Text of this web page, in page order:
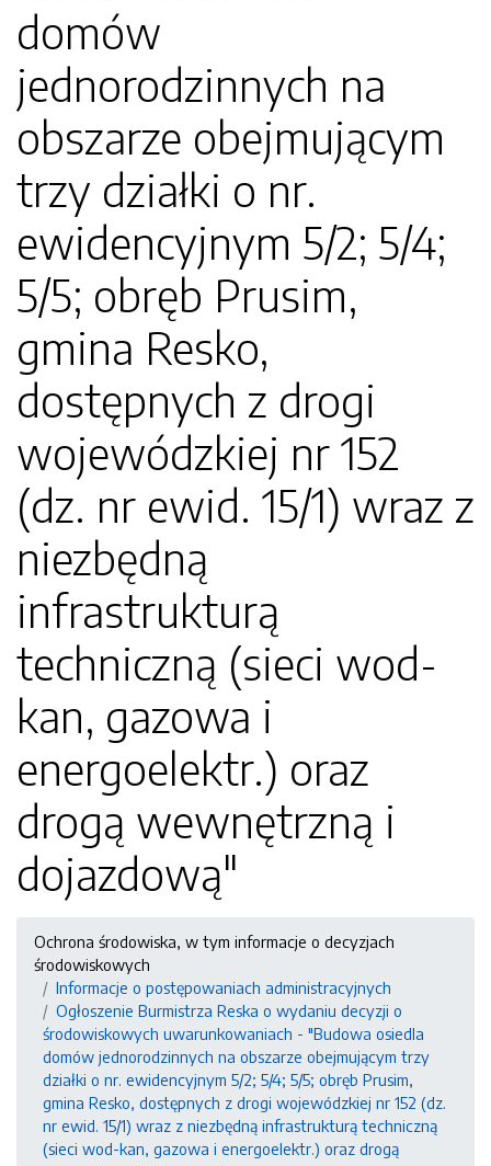
domów
jednorodzinnych na
obszarze obejmującym
trzy działki o nr.
ewidencyjnym 5/2; 5/4;
5/5; obręb Prusim,
gmina Resko,
dostępnych z drogi
wojewódzkiej nr 152
(dz. nr ewid. 15/1) wraz z
niezbędną
infrastrukturą
techniczną (sieci wod-
kan, gazowa i
energoelektr.) oraz
drogą wewnętrzną i
dojazdową"
Ochrona środowiska, w tym informacje o decyzjach
środowiskowych
Informacje o postępowaniach administracyjnych
Ogłoszenie Burmistrza Reska o wydaniu decyzji o
środowiskowych uwarunkowaniach - "Budowa osiedla
domów jednorodzinnych na obszarze obejmującym trzy
działki o nr. ewidencyjnym 5/2; 5/4; 5/5; obręb Prusim,
gmina Resko, dostępnych z drogi wojewódzkiej nr 152 (dz.
nr ewid. 15/1) wraz z niezbędną infrastrukturą techniczną
(sieci wod-kan, gazowa i energoelektr.) oraz drogą